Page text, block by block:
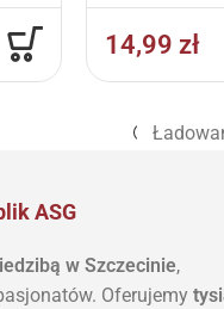
14,99zł
ASG
w Szczecinie,
Oferujemy